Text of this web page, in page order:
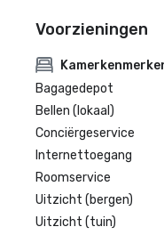
Voorzieningen
Bagagedepot
Bellen (lokaal)
Conciërgeservice
Internettoegang
Roomservice
Uitzicht (bergen)
Uitzicht (tuin)